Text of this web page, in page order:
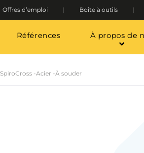
Offres d’emploi Boite à outils
Références À propos de
SpiroCross -Acier -À souder